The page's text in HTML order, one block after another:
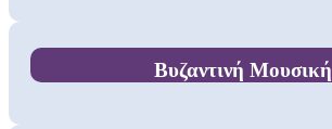
Βυζαντινή Μουσική